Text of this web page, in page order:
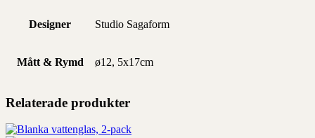
Designer Studio Sagaform
Mått & Rymd ø12, 5x17cm
Relaterade produkter